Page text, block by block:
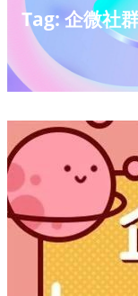
Tag: 企微社